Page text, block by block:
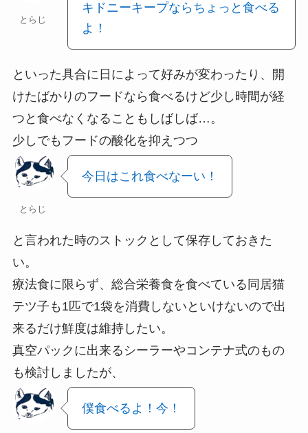
とらじ
キドニーキープならちょっと食べる
よ！
といった具合に日によって好みが変わったり、開
けたばかりのフードなら食べるけど少し時間が経
つと食べなくなることもしばしば…。
少しでもフードの酸化を抑えつつ
とらじ
今日はこれ食べなーい！
と言われた時のストックとして保存しておきた
い。
療法食に限らず、総合栄養食を食べている同居猫
テツ子も1匹で1袋を消費しないといけないので出
来るだけ鮮度は維持したい。
真空パックに出来るシーラーやコンテナ式のもの
も検討しましたが、
僕食べるよ！今！